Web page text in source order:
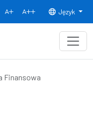
Normalny rozmiar czcionki
Rozmiar czcionki 150% Rozmiar
Język
Finansowa